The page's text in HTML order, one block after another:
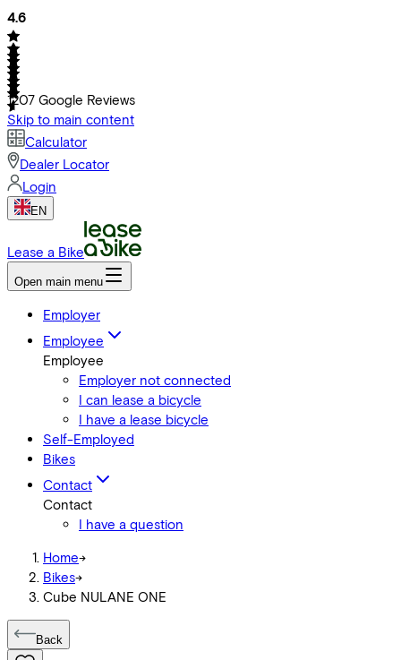
4.6
1207 Google Reviews
Skip to main content
Calculator
Dealer Locator
Login
EN
Lease a Bike
Open main menu
Employer
Employee
Employee
Employer not connected
I can lease a bicycle
I have a lease bicycle
Self-Employed
Bikes
Contact
Contact
I have a question
Home->
Bikes->
Cube NULANE ONE
Back